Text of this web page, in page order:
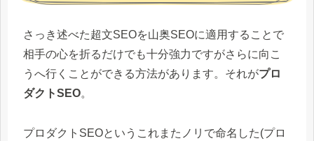
さっき述べた超文SEOを山奥SEOに適用することで
相手の心を折るだけでも十分強力ですがさらに向こ
うへ行くことができる方法があります。それがプロ
ダクトSEO。
プロダクトSEOというこれまたノリで命名した(プロ